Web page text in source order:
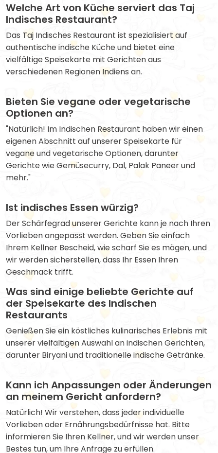
Welche Art von Küche serviert das Taj
Indisches Restaurant?
Das Taj Indisches Restaurant ist spezialisiert auf
authentische indische Küche und bietet eine
vielfältige Speisekarte mit Gerichten aus
verschiedenen Regionen Indiens an.
Bieten Sie vegane oder vegetarische
Optionen an?
"Natürlich! Im Indischen Restaurant haben wir einen
eigenen Abschnitt auf unserer Speisekarte für
vegane und vegetarische Optionen, darunter
Gerichte wie Gemüsecurry, Dal, Palak Paneer und
mehr."
Ist indisches Essen würzig?
Der Schärfegrad unserer Gerichte kann je nach Ihren
Vorlieben angepasst werden. Geben Sie einfach
Ihrem Kellner Bescheid, wie scharf Sie es mögen, und
wir werden sicherstellen, dass Ihr Essen Ihren
Geschmack trifft.
Was sind einige beliebte Gerichte auf
der Speisekarte des Indischen
Restaurants
Genießen Sie ein köstliches kulinarisches Erlebnis mit
unserer vielfältigen Auswahl an indischen Gerichten,
darunter Biryani und traditionelle indische Getränke.
Kann ich Anpassungen oder Änderungen
an meinem Gericht anfordern?
Natürlich! Wir verstehen, dass jeder individuelle
Vorlieben oder Ernährungsbedürfnisse hat. Bitte
informieren Sie Ihren Kellner, und wir werden unser
Bestes tun, um Ihre Anfrage zu erfüllen.